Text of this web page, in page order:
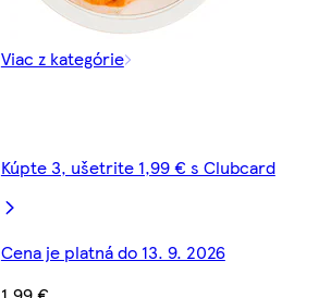
Viac z kategórie
Kúpte 3, ušetrite 1,99 € s Clubcard
Cena je platná do 13. 9. 2026